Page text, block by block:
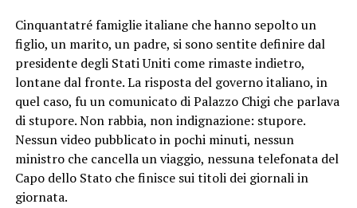
Cinquantatré famiglie italiane che hanno sepolto un
figlio, un marito, un padre, si sono sentite definire dal
presidente degli Stati Uniti come rimaste indietro,
lontane dal fronte. La risposta del governo italiano, in
quel caso, fu un comunicato di Palazzo Chigi che parlava
di stupore. Non rabbia, non indignazione: stupore.
Nessun video pubblicato in pochi minuti, nessun
ministro che cancella un viaggio, nessuna telefonata del
Capo dello Stato che finisce sui titoli dei giornali in
giornata.